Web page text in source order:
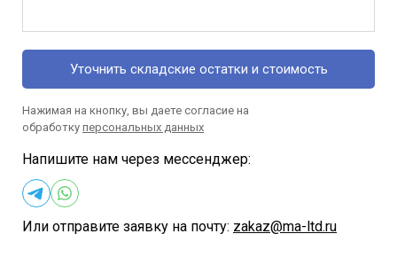
Уточнить складские остатки и стоимость
Нажимая на кнопку, вы даете согласие на
обработку персональных данных
Напишите нам через мессенджер:
Или отправите заявку на почту: zakaz@ma-ltd.ru